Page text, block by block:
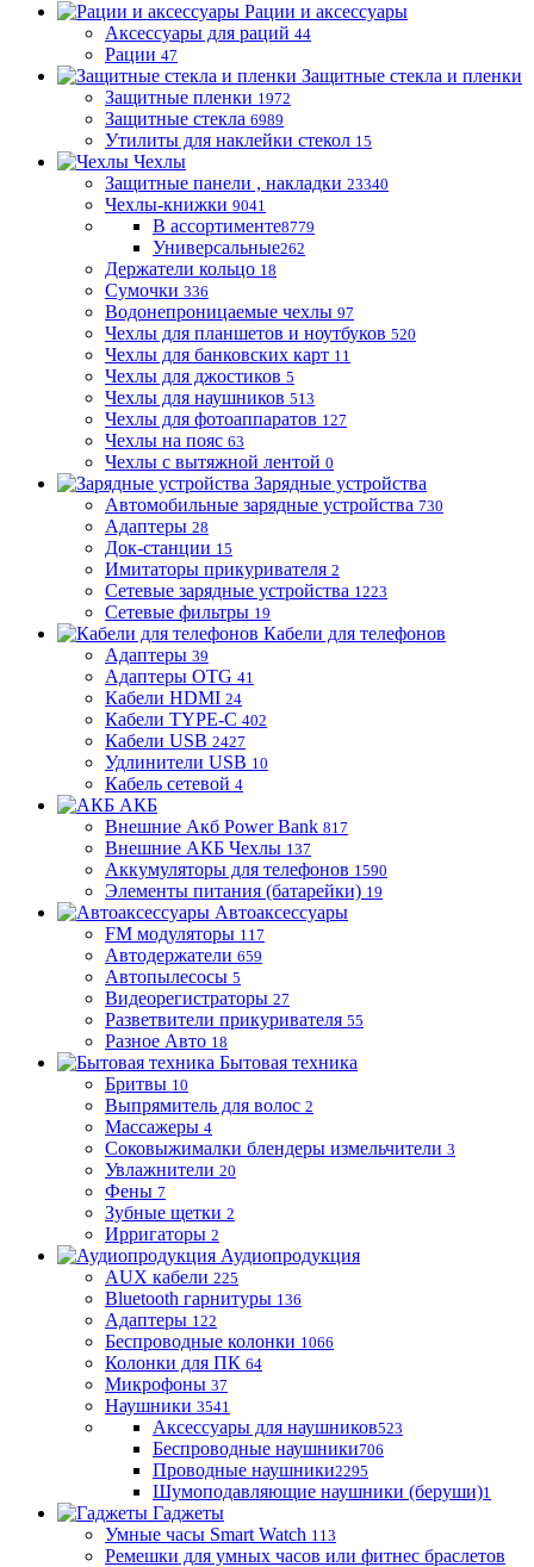
Рации и аксессуары
Аксессуары для раций 44
Рации 47
Защитные стекла и пленки
Защитные пленки 1972
Защитные стекла 6989
Утилиты для наклейки стекол 15
Чехлы
Защитные панели , накладки 23340
Чехлы-книжки 9041
В ассортименте8779
Универсальные262
Держатели кольцо 18
Сумочки 336
Водонепроницаемые чехлы 97
Чехлы для планшетов и ноутбуков 520
Чехлы для банковских карт 11
Чехлы для джостиков 5
Чехлы для наушников 513
Чехлы для фотоаппаратов 127
Чехлы на пояс 63
Чехлы с вытяжной лентой 0
Зарядные устройства
Автомобильные зарядные устройства 730
Адаптеры 28
Док-станции 15
Имитаторы прикуривателя 2
Сетевые зарядные устройства 1223
Сетевые фильтры 19
Кабели для телефонов
Адаптеры 39
Адаптеры OTG 41
Кабели HDMI 24
Кабели TYPE-C 402
Кабели USB 2427
Удлинители USB 10
Кабель сетевой 4
АКБ
Внешние Акб Power Bank 817
Внешние АКБ Чехлы 137
Аккумуляторы для телефонов 1590
Элементы питания (батарейки) 19
Автоаксессуары
FM модуляторы 117
Автодержатели 659
Автопылесосы 5
Видеорегистраторы 27
Разветвители прикуривателя 55
Разное Авто 18
Бытовая техника
Бритвы 10
Выпрямитель для волос 2
Массажеры 4
Соковыжималки блендеры измельчители 3
Увлажнители 20
Фены 7
Зубные щетки 2
Ирригаторы 2
Аудиопродукция
AUX кабели 225
Bluetooth гарнитуры 136
Адаптеры 122
Беспроводные колонки 1066
Колонки для ПК 64
Микрофоны 37
Наушники 3541
Аксессуары для наушников523
Беспроводные наушники706
Проводные наушники2295
Шумоподавляющие наушники (беруши)1
Гаджеты
Умные часы Smart Watch 113
Ремешки для умных часов или фитнес браслетов